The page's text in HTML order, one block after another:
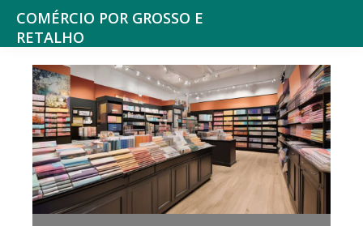
Saltar
para
menu
principal
Skip
main
content
COMÉRCIO POR GROSSO E
RETALHO
Espaço
de
reflexão
sobre
Comércio